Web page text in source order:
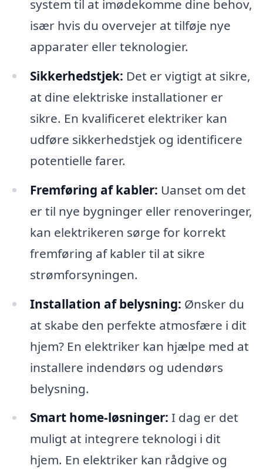
system til at imødekomme dine behov,
især hvis du overvejer at tilføje nye
apparater eller teknologier.
Sikkerhedstjek: Det er vigtigt at sikre,
at dine elektriske installationer er
sikre. En kvalificeret elektriker kan
udføre sikkerhedstjek og identificere
potentielle farer.
Fremføring af kabler: Uanset om det
er til nye bygninger eller renoveringer,
kan elektrikeren sørge for korrekt
fremføring af kabler til at sikre
strømforsyningen.
Installation af belysning: Ønsker du
at skabe den perfekte atmosfære i dit
hjem? En elektriker kan hjælpe med at
installere indendørs og udendørs
belysning.
Smart home-løsninger: I dag er det
muligt at integrere teknologi i dit
hjem. En elektriker kan rådgive og